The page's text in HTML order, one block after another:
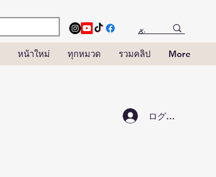
หน้าใหม่ ทุกหมวด รวมคลิป More
ログイン